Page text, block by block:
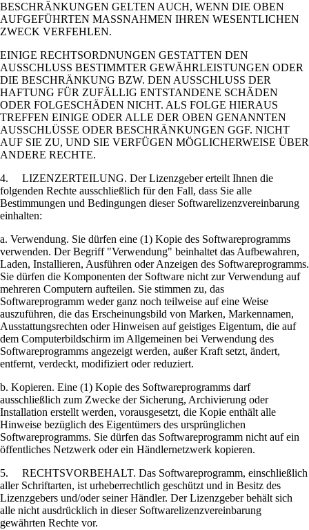
BESCHRÄNKUNGEN GELTEN AUCH, WENN DIE OBEN
AUFGEFÜHRTEN MASSNAHMEN IHREN WESENTLICHEN
ZWECK VERFEHLEN.
EINIGE RECHTSORDNUNGEN GESTATTEN DEN
AUSSCHLUSS BESTIMMTER GEWÄHRLEISTUNGEN ODER
DIE BESCHRÄNKUNG BZW. DEN AUSSCHLUSS DER
HAFTUNG FÜR ZUFÄLLIG ENTSTANDENE SCHÄDEN
ODER FOLGESCHÄDEN NICHT. ALS FOLGE HIERAUS
TREFFEN EINIGE ODER ALLE DER OBEN GENANNTEN
AUSSCHLÜSSE ODER BESCHRÄNKUNGEN GGF. NICHT
AUF SIE ZU, UND SIE VERFÜGEN MÖGLICHERWEISE ÜBER
ANDERE RECHTE.
4. LIZENZERTEILUNG. Der Lizenzgeber erteilt Ihnen die
folgenden Rechte ausschließlich für den Fall, dass Sie alle
Bestimmungen und Bedingungen dieser Softwarelizenzvereinbarung
einhalten:
a. Verwendung. Sie dürfen eine (1) Kopie des Softwareprogramms
verwenden. Der Begriff "Verwendung" beinhaltet das Aufbewahren,
Laden, Installieren, Ausführen oder Anzeigen des Softwareprogramms.
Sie dürfen die Komponenten der Software nicht zur Verwendung auf
mehreren Computern aufteilen. Sie stimmen zu, das
Softwareprogramm weder ganz noch teilweise auf eine Weise
auszuführen, die das Erscheinungsbild von Marken, Markennamen,
Ausstattungsrechten oder Hinweisen auf geistiges Eigentum, die auf
dem Computerbildschirm im Allgemeinen bei Verwendung des
Softwareprogramms angezeigt werden, außer Kraft setzt, ändert,
entfernt, verdeckt, modifiziert oder reduziert.
b. Kopieren. Eine (1) Kopie des Softwareprogramms darf
ausschließlich zum Zwecke der Sicherung, Archivierung oder
Installation erstellt werden, vorausgesetzt, die Kopie enthält alle
Hinweise bezüglich des Eigentümers des ursprünglichen
Softwareprogramms. Sie dürfen das Softwareprogramm nicht auf ein
öffentliches Netzwerk oder ein Händlernetzwerk kopieren.
5. RECHTSVORBEHALT. Das Softwareprogramm, einschließlich
aller Schriftarten, ist urheberrechtlich geschützt und in Besitz des
Lizenzgebers und/oder seiner Händler. Der Lizenzgeber behält sich
alle nicht ausdrücklich in dieser Softwarelizenzvereinbarung
gewährten Rechte vor.